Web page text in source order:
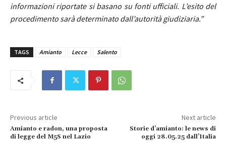
informazioni riportate si basano su fonti ufficiali. L’esito del
procedimento sarà determinato dall’autorità giudiziaria.”
TAGS Amianto Lecce Salento
Previous article
Amianto e radon, una proposta
di legge del M5S nel Lazio
Next article
Storie d’amianto: le news di
oggi 28.05.25 dall’Italia